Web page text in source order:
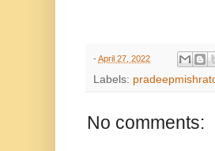
- April 27, 2022
Labels:
No comments: